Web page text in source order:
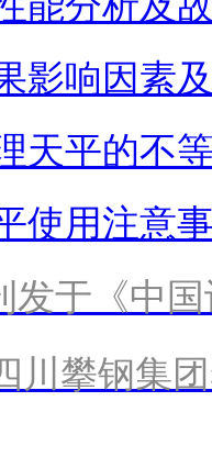
影响因素
天平的不
使用注意
发于《中
川攀钢集